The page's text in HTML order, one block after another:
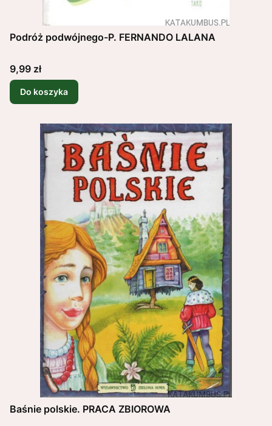
Podróż podwójnego-P. FERNANDO LALANA
Cena
9,99 zł
Do koszyka
Baśnie polskie. PRACA ZBIOROWA